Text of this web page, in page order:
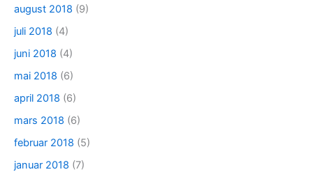
august 2018 (9)
juli 2018 (4)
juni 2018 (4)
mai 2018 (6)
april 2018 (6)
mars 2018 (6)
februar 2018 (5)
januar 2018 (7)